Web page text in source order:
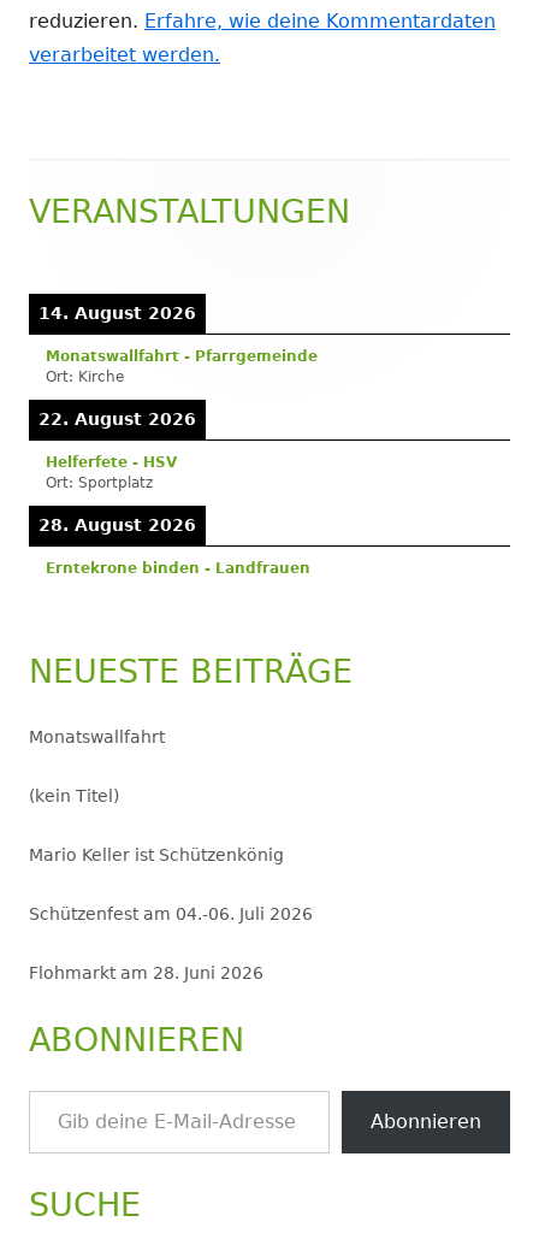
reduzieren. Erfahre, wie deine Kommentardaten
verarbeitet werden.
Haupt-
VERANSTALTUNGEN
14. August 2026
Monatswallfahrt - Pfarrgemeinde
Ort: Kirche
22. August 2026
Helferfete - HSV
Ort: Sportplatz
28. August 2026
Erntekrone binden - Landfrauen
NEUESTE BEITRÄGE
Monatswallfahrt
(kein Titel)
Mario Keller ist Schützenkönig
Schützenfest am 04.-06. Juli 2026
Flohmarkt am 28. Juni 2026
ABONNIEREN
Gib deine E-Mail-Adresse ein ...
Abonnieren
SUCHE